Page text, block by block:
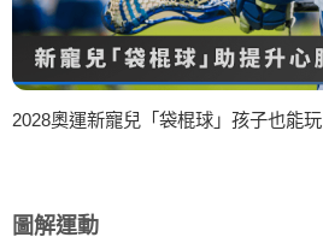
2028奧運新寵兒「袋棍球」孩子也能
圖解運動